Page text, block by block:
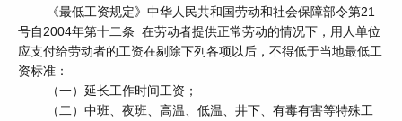
《最低工资规定》中华人民共和国劳动和社会保障部令第21
号自2004年第十二条 在劳动者提供正常劳动的情况下，用人单位
应支付给劳动者的工资在剔除下列各项以后，不得低于当地最低工
资标准：
（一）延长工作时间工资；
（二）中班、夜班、高温、低温、井下、有毒有害等特殊工